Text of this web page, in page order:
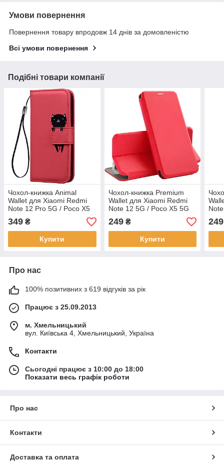
Умови повернення
Повернення товару впродовж 14 днів за домовленістю
Всі умови повернення
Подібні товари компанії
Чохол-книжка Animal
Wallet для Xiaomi Redmi
Note 12 Pro 5G / Poco X5
Pro 5G Cat
349 ₴
Купити
Чохол-книжка Premium
Wallet для Xiaomi Redmi
Note 12 5G / Poco X5 5G
Red
249₴
Купити
249
Про нас
100% позитивних з 619 відгуків за рік
Працює з 25.09.2013
м. Хмельницький
вул. Київська 4, Хмельницький, Україна
Контакти
Сьогодні працює з 10:00 до 18:00
Показати весь графік роботи
Про нас
Контакти
Доставка та оплата